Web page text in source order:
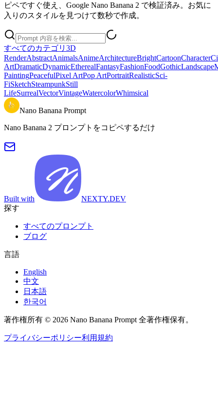
ピペですぐ使え、Google Nano Banana 2 で検証済み。お気に
入りのスタイルを見つけて数秒で作成。
すべてのカテゴリ 3D
RenderAbstractAnimalsAnimeArchitectureBrightCartoonCharacter
ArtDramaticDynamicEtherealFantasyFashionFoodGothicLandscape
PaintingPeacefulPixel ArtPop ArtPortraitRealisticSci-
FiSketchSteampunkStill
LifeSurrealVectorVintageWatercolorWhimsical
Nano Banana Prompt
Nano Banana 2 プロンプトをコピペするだけ
Built with
NEXTY.DEV
探す
すべてのプロンプト
ブログ
言語
English
中文
日本語
한국어
著作権所有 © 2026 Nano Banana Prompt 全著作権保有。
プライバシーポリシー利用規約